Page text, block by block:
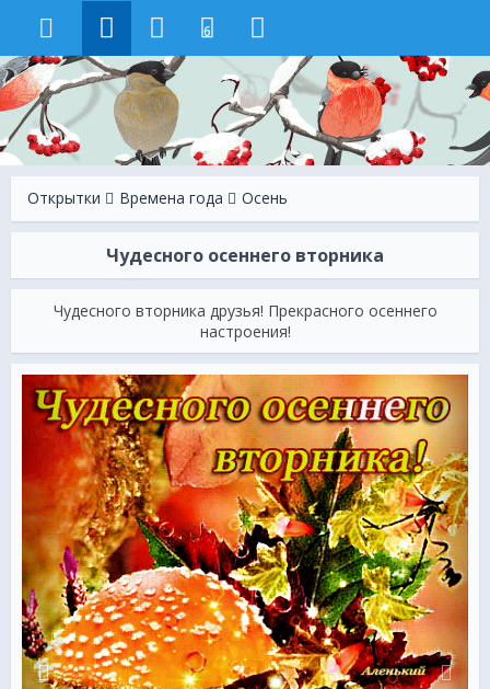
6
Открытки Времена года Осень
Чудесного осеннего вторника
Чудесного вторника друзья! Прекрасного осеннего
настроения!